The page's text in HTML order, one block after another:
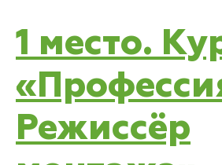
1 место.
Режиссёр